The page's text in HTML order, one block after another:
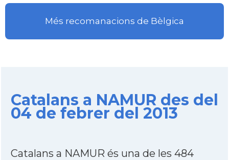
Més recomanacions de Bèlgica
Catalans a NAMUR des del
04 de febrer del 2013
Catalans a NAMUR és una de les 484